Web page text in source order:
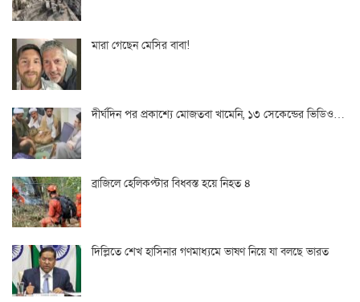
মারা গেছেন মেসির বাবা!
দীর্ঘদিন পর প্রকাশ্যে মোজতবা খামেনি, ১৩ সেকেন্ডের ভিডিও…
ব্রাজিলে হেলিকপ্টার বিধ্বস্ত হয়ে নিহত ৪
দিল্লিতে শেখ হাসিনার গণমাধ্যমে ভাষণ নিয়ে যা বলছে ভারত